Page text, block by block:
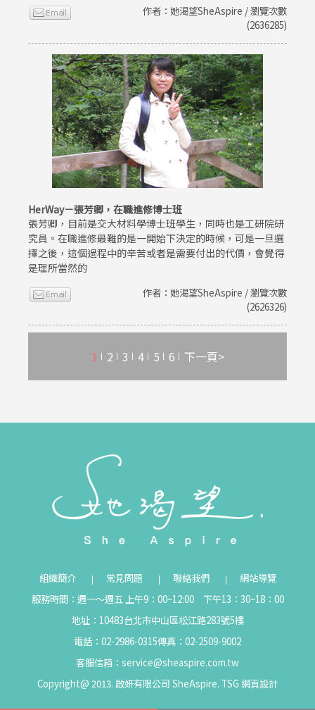
作者：她渴望SheAspire / 瀏覽次數
(2636285)
HerWay－張芳卿，在職進修博士班
張芳卿，目前是交大材料學博士班學生，同時也是工研院研
究員。在職進修最難的是一開始下決定的時候，可是一旦選
擇之後，這個過程中的辛苦或者是需要付出的代價，會覺得
是理所當然的
作者：她渴望SheAspire / 瀏覽次數
(2626326)
1 2 3 4 5 6 下一頁>
組織簡介 常見問題 聯絡我們
網站導覽
服務時間：週一～週五 上午9：00~12:00 下午13：30~18：00
地址：10483台北市中山區松江路283號5樓
電話：02-2986-0315傳真：02-2509-9002
客服信箱： service@sheaspire.com.tw
Copyright@ 2013. 啟妍有限公司 SheAspire. TSG 網頁設計